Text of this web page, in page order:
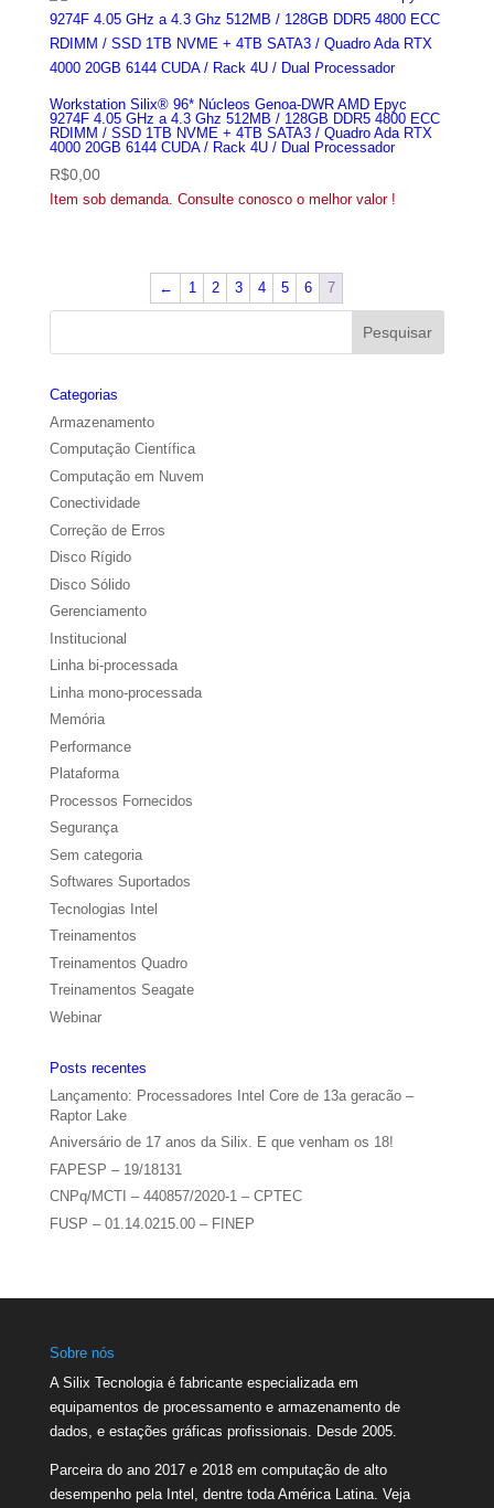
Workstation Silix® 96* Núcleos Genoa-DWR AMD Epyc
9274F 4.05 GHz a 4.3 Ghz 512MB / 128GB DDR5 4800 ECC
RDIMM / SSD 1TB NVME + 4TB SATA3 / Quadro Ada RTX
4000 20GB 6144 CUDA / Rack 4U / Dual Processador
R$0,00
Item sob demanda. Consulte conosco o melhor valor !
← 1 2 3 4 5 6 7
Categorias
Armazenamento
Computação Científica
Computação em Nuvem
Conectividade
Correção de Erros
Disco Rígido
Disco Sólido
Gerenciamento
Institucional
Linha bi-processada
Linha mono-processada
Memória
Performance
Plataforma
Processos Fornecidos
Segurança
Sem categoria
Softwares Suportados
Tecnologias Intel
Treinamentos
Treinamentos Quadro
Treinamentos Seagate
Webinar
Posts recentes
Lançamento: Processadores Intel Core de 13a geracão –
Raptor Lake
Aniversário de 17 anos da Silix. E que venham os 18!
FAPESP – 19/18131
CNPq/MCTI – 440857/2020-1 – CPTEC
FUSP – 01.14.0215.00 – FINEP
Sobre nós
A Silix Tecnologia é fabricante especializada em
equipamentos de processamento e armazenamento de
dados, e estações gráficas profissionais. Desde 2005.
Parceira do ano 2017 e 2018 em computação de alto
desempenho pela Intel, dentre toda América Latina. Veja